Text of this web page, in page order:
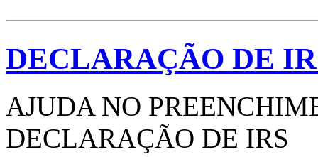
DECLARAÇÃO DE
AJUDA NO
DECLARAÇÃO DE IRS